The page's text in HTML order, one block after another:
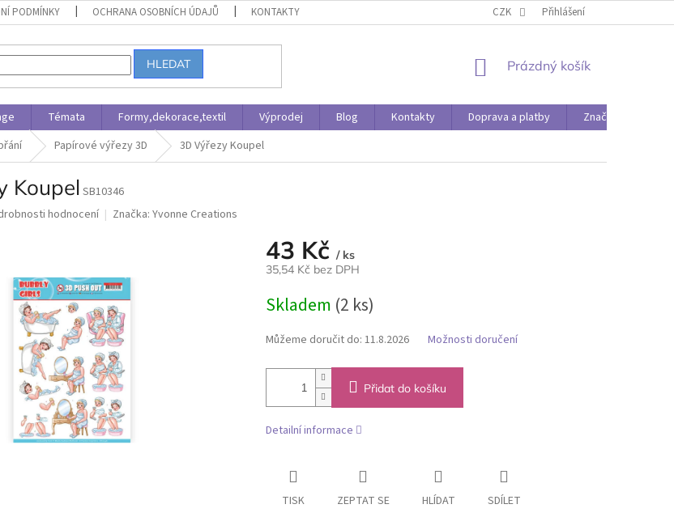
PODMÍNKY OCHRANA OSOBNÍCH ÚDAJŮ KONTAKTY DOPRAVA A PLATBY
CZK Přihlášení
HLEDAT
NÁKUPNÍ
Prázdný košík
Témata Formy,dekorace,textil Výprodej Blog Kontakty Doprava a platby
Značky
Papírové výřezy 3D 3D Výřezy Koupel
Koupel SB10346
hodnocení Značka: Yvonne Creations
43 Kč / ks
35,54 Kč bez DPH
cena:
Skladem (2 ks)
Můžeme doručit do: 11.8.2026 Možnosti doručení
Přidat do košíku
Detailní informace
TISK ZEPTAT SE HLÍDAT SDÍLET